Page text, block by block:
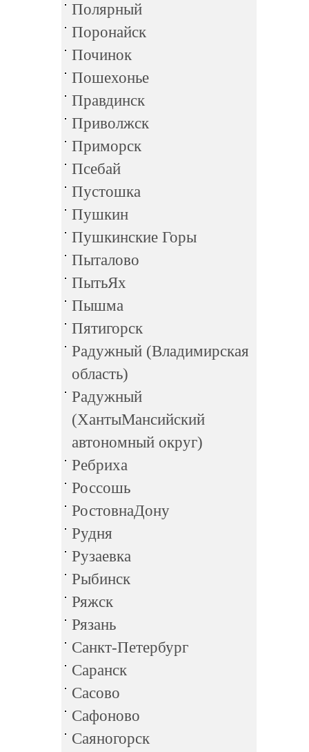
Полярный
Поронайск
Починок
Пошехонье
Правдинск
Приволжск
Приморск
Псебай
Пустошка
Пушкин
Пушкинские Горы
Пыталово
ПытьЯх
Пышма
Пятигорск
Радужный (Владимирская
область)
Радужный
(ХантыМансийский
автономный округ)
Ребриха
Россошь
РостовнаДону
Рудня
Рузаевка
Рыбинск
Ряжск
Рязань
Санкт-Петербург
Саранск
Сасово
Сафоново
Саяногорск